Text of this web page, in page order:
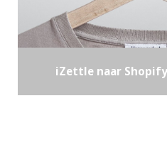
iZettle naar